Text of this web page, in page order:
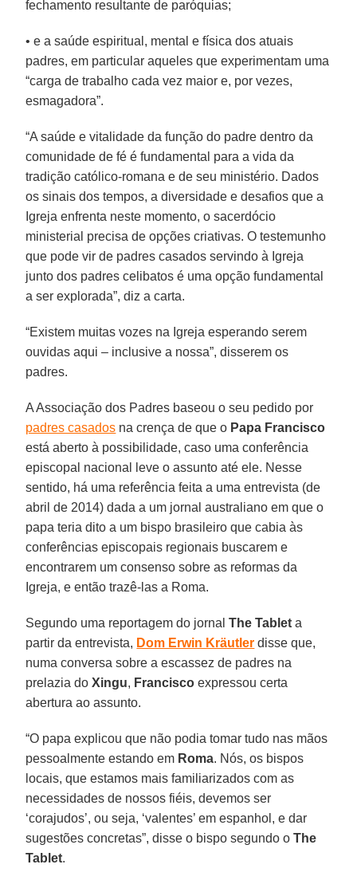
fechamento resultante de paróquias;
• e a saúde espiritual, mental e física dos atuais
padres, em particular aqueles que experimentam uma
“carga de trabalho cada vez maior e, por vezes,
esmagadora”.
“A saúde e vitalidade da função do padre dentro da
comunidade de fé é fundamental para a vida da
tradição católico-romana e de seu ministério. Dados
os sinais dos tempos, a diversidade e desafios que a
Igreja enfrenta neste momento, o sacerdócio
ministerial precisa de opções criativas. O testemunho
que pode vir de padres casados servindo à Igreja
junto dos padres celibatos é uma opção fundamental
a ser explorada”, diz a carta.
“Existem muitas vozes na Igreja esperando serem
ouvidas aqui – inclusive a nossa”, disserem os
padres.
A Associação dos Padres baseou o seu pedido por
padres casados na crença de que o Papa Francisco
está aberto à possibilidade, caso uma conferência
episcopal nacional leve o assunto até ele. Nesse
sentido, há uma referência feita a uma entrevista (de
abril de 2014) dada a um jornal australiano em que o
papa teria dito a um bispo brasileiro que cabia às
conferências episcopais regionais buscarem e
encontrarem um consenso sobre as reformas da
Igreja, e então trazê-las a Roma.
Segundo uma reportagem do jornalThe Tableta
partir da entrevista, Dom Erwin Kräutler disse que,
numa conversa sobre a escassez de padres na
prelazia doXingu, Francisco expressou certa
abertura ao assunto.
“O papa explicou que não podia tomar tudo nas mãos
pessoalmente estando em Roma. Nós, os bispos
locais, que estamos mais familiarizados com as
necessidades de nossos fiéis, devemos ser
‘corajudos’, ou seja, ‘valentes’ em espanhol, e dar
sugestões concretas”, disse o bispo segundo oThe
Tablet.